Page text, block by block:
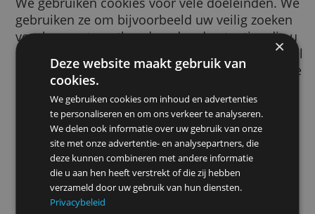
belangrijke rol. Zonder cookies zou het
van internet veel frustrerender zijn.
We gebruiken cookies voor vele
gebruiken ze om bijvoorbeeld uw veilig
voorkeuren te onthouden, de advertenties
ziet relevanter voor u te maken, te tellen
bezoekers we op een pagina ontvangen,
helpen bij het aanmelden voor onze
om uw gegevens te beschermen, of om
advertentieinstellingenherinneren.
Deze website maakt gebruik van
cookies.
We gebruiken cookies om inhoud en advertenties
te personaliseren en om ons verkeer te analyseren.
We delen ook informatie over uw gebruik van onze